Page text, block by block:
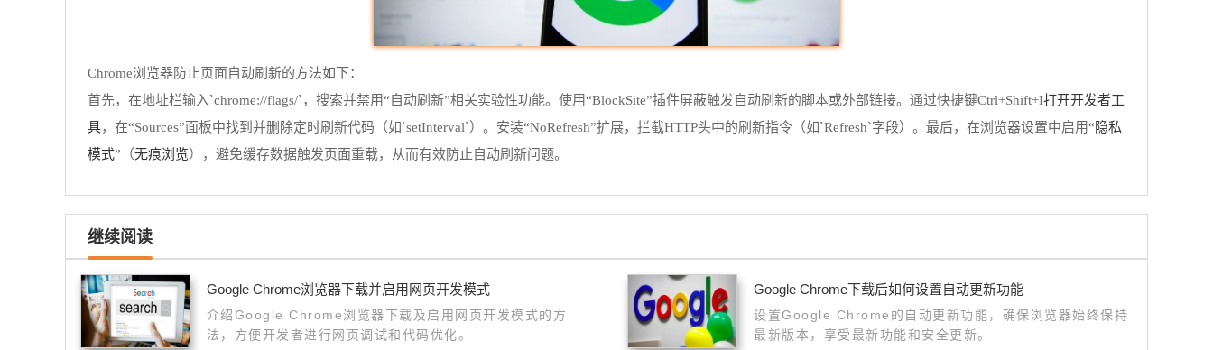
Chrome浏览器防止页面自动刷新的方法如下：
首先，在地址栏输入`chrome://flags/`，搜索并禁用“自动刷新”相关实验性功能。使用“BlockSite”插件屏蔽触发自动刷新的脚本或外部链接。通过快捷键Ctrl+Shift+I打开开发者工
具，在“Sources”面板中找到并删除定时刷新代码（如`setInterval`）。安装“NoRefresh”扩展，拦截HTTP头中的刷新指令（如`Refresh`字段）。最后，在浏览器设置中启用“隐私
模式”（无痕浏览），避免缓存数据触发页面重载，从而有效防止自动刷新问题。
继续阅读
Google Chrome浏览器下载并启用网页开发模式
介绍Google Chrome浏览器下载及启用网页开发模式的方
法，方便开发者进行网页调试和代码优化。
Google Chrome下载后如何设置自动更新功能
设置Google Chrome的自动更新功能，确保浏览器始终保持
最新版本，享受最新功能和安全更新。